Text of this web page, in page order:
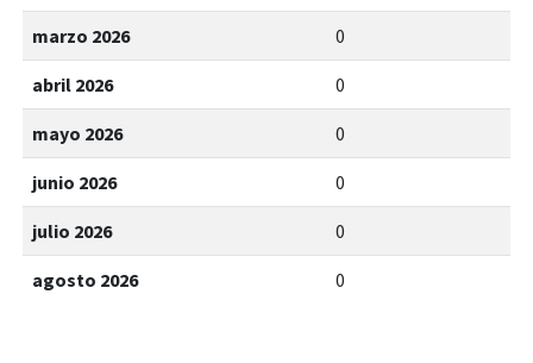
marzo 2026 0
abril 2026 0
mayo 2026 0
junio 2026 0
julio 2026 0
agosto 2026 0